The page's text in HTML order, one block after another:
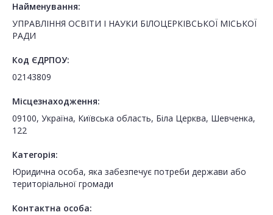
Найменування:
УПРАВЛІННЯ ОСВІТИ І НАУКИ БІЛОЦЕРКІВСЬКОЇ МІСЬКОЇ
РАДИ
Код ЄДРПОУ:
02143809
Місцезнаходження:
09100, Україна, Київська область, Біла Церква, Шевченка,
122
Категорія:
Юридична особа, яка забезпечує потреби держави або
територіальної громади
Контактна особа: